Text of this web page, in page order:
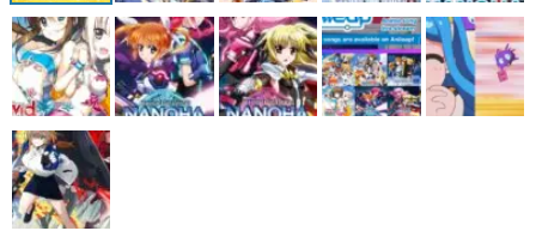
7月8日は「なのはの日」であるほか、完全新作TVアニメ
『魔法少女リリカルなのは EXCEEDS Gun Blaze